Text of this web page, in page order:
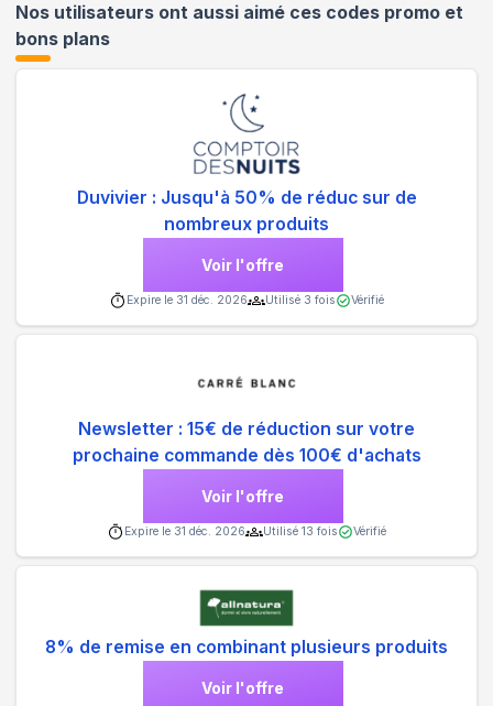
Nos utilisateurs ont aussi aimé ces codes promo et
bons plans
Duvivier : Jusqu'à 50% de réduc sur de
nombreux produits
Voir l'offre
Expire le 31 déc. 2026 Utilisé 3 fois Vérifié
Newsletter : 15€ de réduction sur votre
prochaine commande dès 100€ d'achats
Voir l'offre
Expire le 31 déc. 2026 Utilisé 13 fois Vérifié
8% de remise en combinant plusieurs produits
Voir l'offre